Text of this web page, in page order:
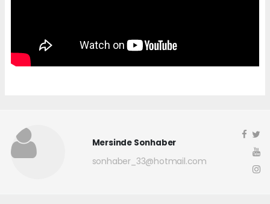
Mersinde Sonhaber
sonhaber_33@hotmail.com